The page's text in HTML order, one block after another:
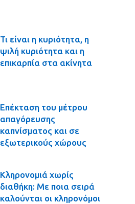
Τι είναι η κυριότητα, η
ψιλή κυριότητα και η
επικαρπία στα ακίνητα
Επέκταση του μέτρου
απαγόρευσης
καπνίσματος και σε
εξωτερικούς χώρους
Κληρονομιά χωρίς
διαθήκη: Με ποια σειρά
καλούνται οι κληρονόμοι